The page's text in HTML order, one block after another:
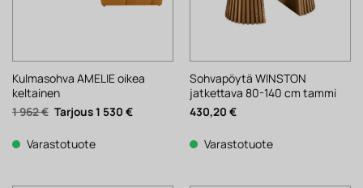
Kulmasohva AMELIE oikea
keltainen
1 962€ Alkuperäinen
hinta
1
962 €.
1 530 €Nykyinen
Varastotuote
Sohvapöytä WINSTON
jatkettava 80-140 cm tammi
430,20 €
Varastotuote